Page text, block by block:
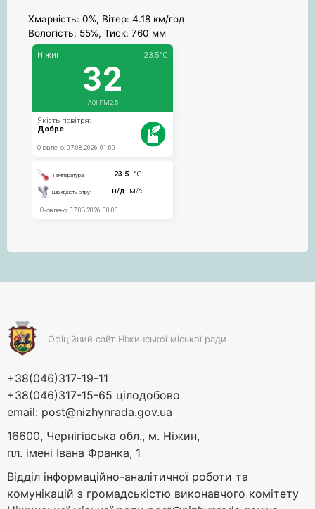
Хмарність: 0%, Вітер: 4.18 км/год
Вологість: 55%, Тиск: 760 мм
Офіційний сайт Ніжинської міської ради
+38(046)317-19-11
+38(046)317-15-65 цілодобово
email: post@nizhynrada.gov.ua
16600, Чернігівська обл., м. Ніжин,
пл. імені Івана Франка, 1
Відділ інформаційно-аналітичної роботи та
комунікацій з громадськістю виконавчого комітету